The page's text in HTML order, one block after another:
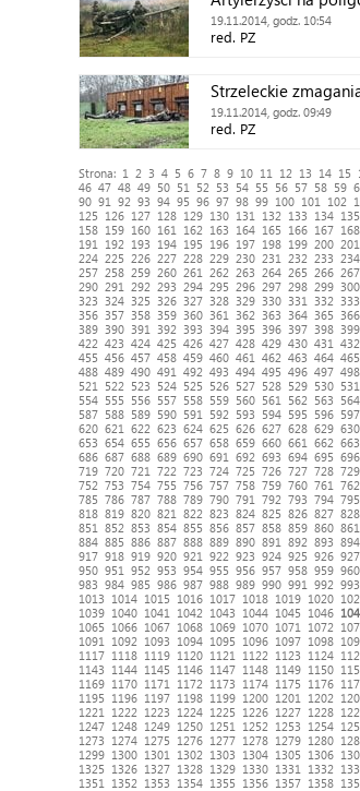
19.11.2014, godz. 10:54
red. PZ
Strzeleckie
19.11.2014, godz. 09:49
red. PZ
Strona: 1 2 3 4 5 6 7 8 9 10 11 12 13 14 15
46 47 48 49 50 51 52 53 54 55 56 57 58 59
90 91 92 93 94 95 96 97 98 99 100 101 102
125
126 127 128 129 130 131 132 133 134 135
158 159 160 161 162 163 164 165 166 167 168
191
192 193 194 195 196 197 198 199 200 201
224 225 226 227 228 229 230 231 232 233 234
257 258 259 260 261 262 263 264 265 266 267
290 291 292 293 294 295 296 297 298 299 300
323
324 325 326 327 328 329 330 331 332 333
356 357 358 359 360 361 362 363 364 365 366
389 390 391 392 393 394 395 396 397 398 399
422 423 424 425 426 427 428 429 430 431 432
455 456 457 458 459 460 461 462 463 464 465
488 489 490 491 492 493 494 495 496 497 498
521
522 523 524 525 526 527 528 529 530 531
554 555 556 557 558 559 560 561 562 563 564
587 588 589 590 591 592 593 594 595 596 597
620 621 622 623 624 625 626 627 628 629 630
653 654 655 656 657 658 659 660 661 662 663
686 687 688 689 690 691 692 693 694 695 696
719 720 721 722 723 724 725 726 727 728 729
752 753 754 755 756 757 758 759 760 761 762
785 786 787 788 789 790 791 792 793 794 795
818 819 820 821 822 823 824 825 826 827 828
851
852 853 854 855 856 857 858 859 860 861
884 885 886 887 888 889 890 891 892 893 894
917 918 919 920 921 922 923 924 925 926 927
950 951 952 953 954 955 956 957 958 959 960
983 984 985 986 987 988 989 990 991 992 993
1013
1014 1015 1016 1017 1018 1019 1020
1039 1040 1041 1042 1043 1044 1045 1046
1065
1066 1067 1068 1069 1070 1071 1072
1091
1092 1093 1094 1095 1096 1097 1098
1117 1118 1119 1120 1121 1122 1123 1124
1143
1144 1145 1146 1147 1148 1149 1150
1169 1170 1171 1172 1173 1174 1175 1176
1195
1196 1197 1198 1199 1200 1201 1202
1221
1222 1223 1224 1225 1226 1227 1228
1247 1248 1249 1250 1251 1252 1253 1254
1273
1274 1275 1276 1277 1278 1279 1280
1299 1300 1301 1302 1303 1304 1305 1306
1325
1326 1327 1328 1329 1330 1331 1332
1351
1352 1353 1354 1355 1356 1357 1358